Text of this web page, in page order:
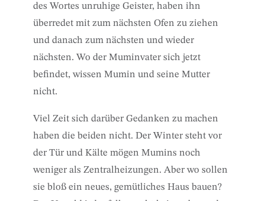
des Wortes unruhige Geister, haben ihn
überredet mit zum nächsten Ofen zu ziehen
und danach zum nächsten und wieder
nächsten. Wo der Muminvater sich jetzt
befindet, wissen Mumin und seine Mutter
nicht.
Viel Zeit sich darüber Gedanken zu machen
haben die beiden nicht. Der Winter steht vor
der Tür und Kälte mögen Mumins noch
weniger als Zentralheizungen. Aber wo sollen
sie bloß ein neues, gemütliches Haus bauen?